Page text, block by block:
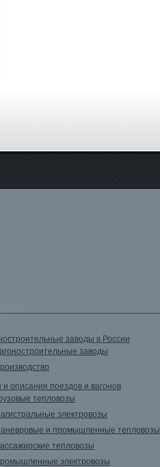
заводы в России
заводы
и описания поездов и вагонов
тепловозы
электровозы
и промышленные тепловозы
тепловозы
электровозы